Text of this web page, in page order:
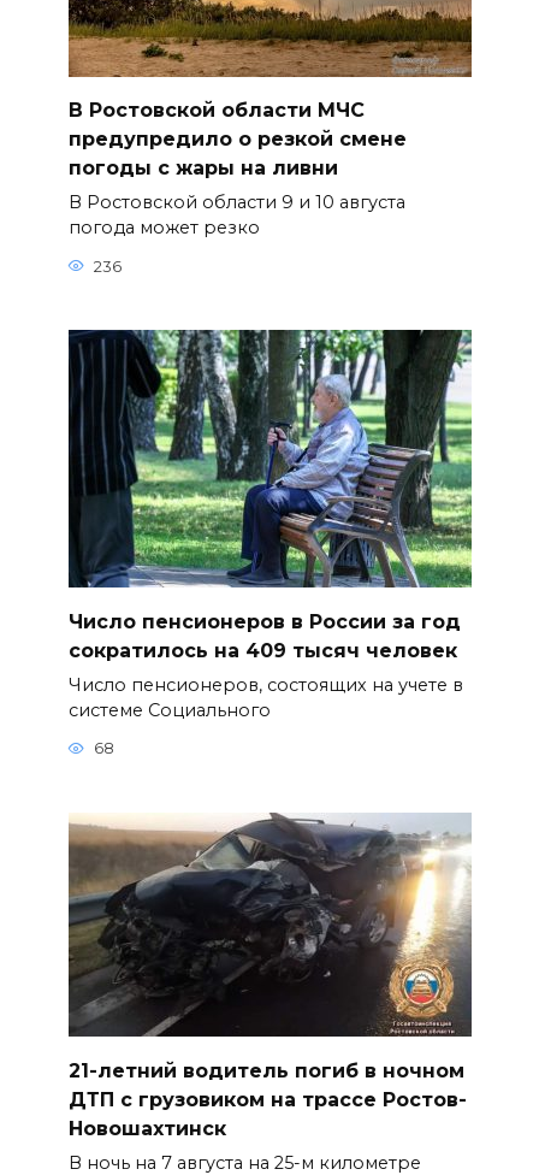
В Ростовской области МЧС
предупредило о резкой смене
погоды с жары на ливни
В Ростовской области 9 и 10 августа
погода может резко
236
Число пенсионеров в России за год
сократилось на 409 тысяч человек
Число пенсионеров, состоящих на учете в
системе Социального
68
21-летний водитель погиб в ночном
ДТП с грузовиком на трассе Ростов-
Новошахтинск
В ночь на 7 августа на 25-м километре